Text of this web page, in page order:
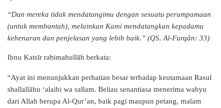
“Dan mereka tidak mendatangimu dengan sesuatu perumpamaan
(untuk membantah), melainkan Kami mendatangkan kepadamu
kebenaran dan penjelasan yang lebih baik.” (QS. Al-Furqān: 33)
Ibnu Katsīr ra ḥimahullāh berkata:
“Ayat ini menunjukkan perhatian besar terhadap keutamaan Rasul
shallallāhu ‘alaihi wa sallam. Beliau senantiasa menerima wahyu
dari Allah berupa Al-Qur’an, baik pagi maupun petang, malam